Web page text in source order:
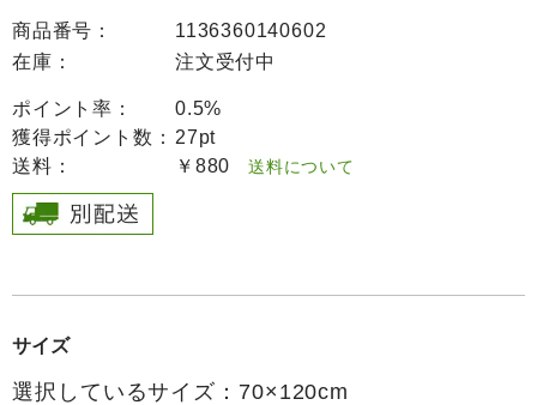
商品番号：
1136360140602
在庫：
注文受付中
ポイント率：
0.5%
獲得ポイント数： 27pt
送料：
￥880 送料について
サイズ
選択しているサイズ：70×120cm